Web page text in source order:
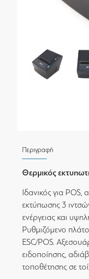
Περιγραφή
Θερμικός
Ιδανικός για POS,
εκτύπωσης 3
ενέργειας και
Ρυθμιζόμενο
ESC/POS.
ειδοποίησης,
τοποθέτησης σε